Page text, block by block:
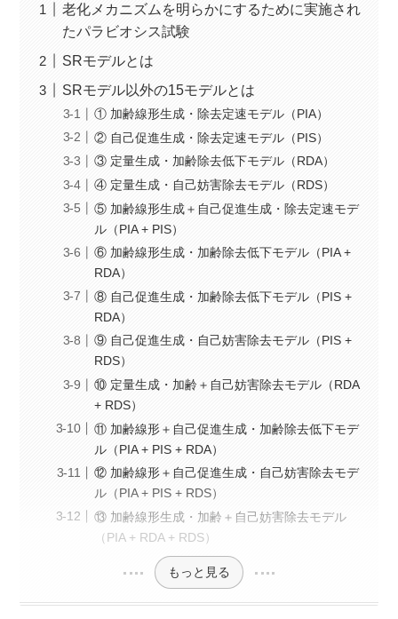
老化メカニズムを明らかにするために実施され
たパラビオシス試験
SRモデルとは
SRモデル以外の15モデルとは
① 加齢線形生成・除去定速モデル（PIA）
② 自己促進生成・除去定速モデル（PIS）
③ 定量生成・加齢除去低下モデル（RDA）
④ 定量生成・自己妨害除去モデル（RDS）
⑤ 加齢線形生成＋自己促進生成・除去定速モデ
ル（PIA + PIS）
⑥ 加齢線形生成・加齢除去低下モデル（PIA +
RDA）
⑧ 自己促進生成・加齢除去低下モデル（PIS +
RDA）
⑨ 自己促進生成・自己妨害除去モデル（PIS +
RDS）
⑩ 定量生成・加齢＋自己妨害除去モデル（RDA
+ RDS）
⑪ 加齢線形＋自己促進生成・加齢除去低下モデ
ル（PIA + PIS + RDA）
⑫ 加齢線形＋自己促進生成・自己妨害除去モデ
ル（PIA + PIS + RDS）
⑬ 加齢線形生成・加齢＋自己妨害除去モデル
（PIA + RDA + RDS）
もっと見る